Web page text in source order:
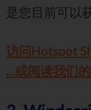
是您目前可以
访问Hotspot
...或阅读我们